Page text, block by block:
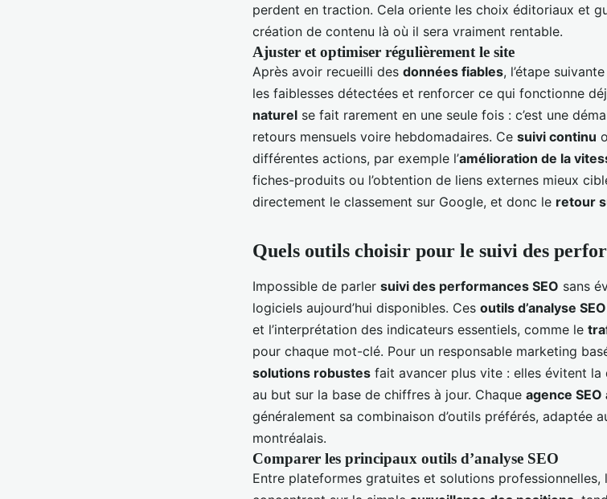
perdent en traction. Cela oriente les choix éditoriaux et
création de contenu là où il sera vraiment rentable.
Ajuster et optimiser régulièrement le site
Après avoir recueilli des données fiables, l’étape
les faiblesses détectées et renforcer ce qui fonctionne
naturel se fait rarement en une seule fois : c’est une
retours mensuels voire hebdomadaires. Ce suivi continu
différentes actions, par exemple l’amélioration de la
fiches-produits ou l’obtention de liens externes mieux
directement le classement sur Google, et donc le retour
Quels outils choisir pour le suivi des
Impossible de parler suivi des performances SEO sans
logiciels aujourd’hui disponibles. Ces outils d’analyse SEO
et l’interprétation des indicateurs essentiels, comme le
pour chaque mot-clé. Pour un responsable marketing
solutions robustes fait avancer plus vite : elles évitent
au but sur la base de chiffres à jour. Chaque agence
généralement sa combinaison d’outils préférés, adaptée
montréalais.
Comparer les principaux outils d’analyse SEO
Entre plateformes gratuites et solutions